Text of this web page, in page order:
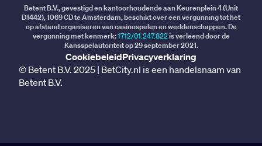
Betent B.V., gevestigd en kantoorhoudende aan Keurenplein 4 (Unit
D1442), 1069 CD te Amsterdam, beschikt over een vergunning tot het
op afstand organiseren van casinospelen en weddenschappen. De
vergunning met kenmerk:1712/01.247.822is verleend door de
Kansspelautoriteit op 29 september 2021.
CookiebeleidPrivacyverklaring
© Betent B.V. 2025 | BetCity.nl is een handelsnaam van
Betent B.V.